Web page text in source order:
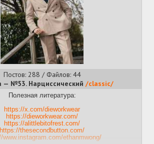
Постов: 288 / Файлов: 44
— №53. Нарциссический /classic/
Полезная литература:
https://x.com/dieworkwear
https://dieworkwear.com/
https://alittlebitofrest.com/
https://thesecondbutton.com/
www.instagram.com/ethanmwong/